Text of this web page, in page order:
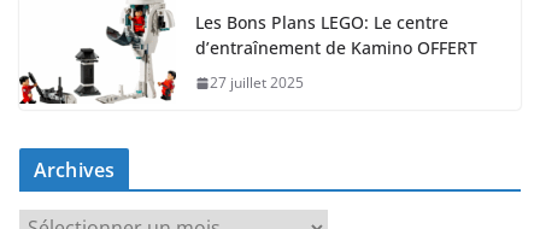
Les Bons Plans LEGO: Le centre
d’entraînement de Kamino OFFERT
27 juillet 2025
Archives